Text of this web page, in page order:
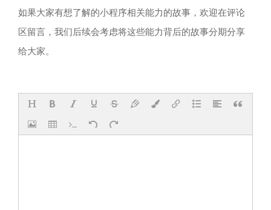
如果大家有想了解的小程序相关能力的故事，欢迎在评论
区留言，我们后续会考虑将这些能力背后的故事分期分享
给大家。